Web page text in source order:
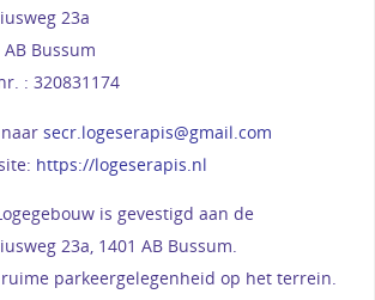
23a
AB Bussum
: 320831174
secr.logeserapis@gmail.com
https://logeserapis.nl
is gevestigd aan de
23a, 1401 AB Bussum.
ruime parkeergelegenheid op het terrein.